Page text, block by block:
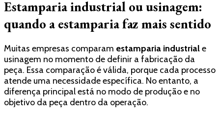
Estamparia industrial ou usinagem:
quando a estamparia faz mais sentido
Muitas empresas comparam estamparia industriale
usinagem no momento de definir a fabricação da
peça. Essa comparação é válida, porque cada processo
atende uma necessidade específica. No entanto, a
diferença principal está no modo de produção e no
objetivo da peça dentro da operação.